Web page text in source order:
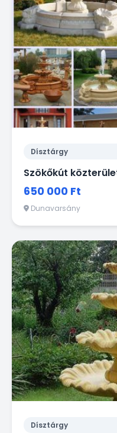
Dísztárgy
Szökőkút
650 000 Ft
Dunavarsány
Dísztárgy